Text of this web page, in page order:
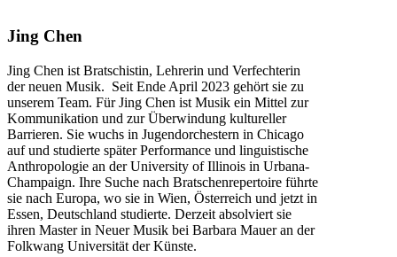
Jing Chen
Jing Chen ist Bratschistin, Lehrerin und Verfechterin
der neuen Musik. Seit Ende April 2023 gehört sie zu
unserem Team. Für Jing Chen ist Musik ein Mittel zur
Kommunikation und zur Überwindung kultureller
Barrieren. Sie wuchs in Jugendorchestern in Chicago
auf und studierte später Performance und linguistische
Anthropologie an der University ofIllinois in Urbana-
Champaign. Ihre Suche nach Bratschenrepertoire führte
sie nach Europa, wo sie in Wien, Österreich und jetzt in
Essen, Deutschland studierte. Derzeit absolviert sie
ihren Master in Neuer Musik bei Barbara Mauer an der
Folkwang Universität der Künste.